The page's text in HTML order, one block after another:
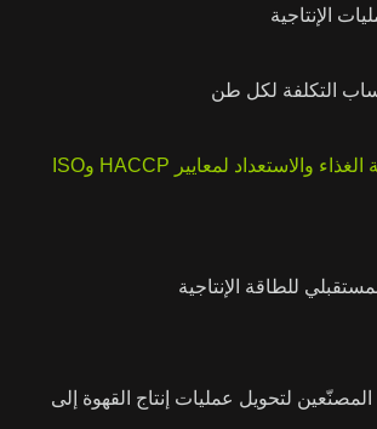
الإنتاجية
التكلفة لكل طن
• دمج أنظمة سلامة الغذاء والاستعداد لمعايير HACCP وISO
للطاقة الإنتاجية
لتحويل عمليات إنتاج القهوة إلى